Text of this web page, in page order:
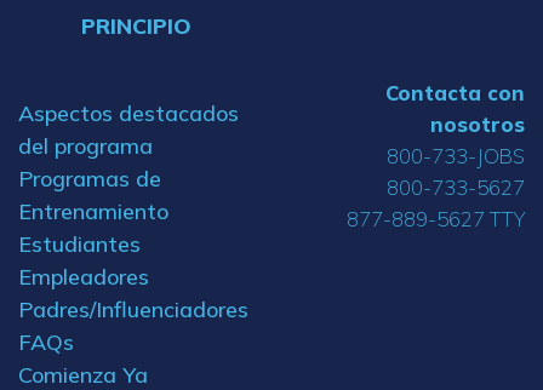
PRINCIPIO
Aspectos destacados
del programa
Programas de
Entrenamiento
Estudiantes
Empleadores
Padres/Influenciadores
FAQs
Comienza Ya
Contacta con
nosotros
800-733-JOBS
800-733-5627
877-889-5627 TTY